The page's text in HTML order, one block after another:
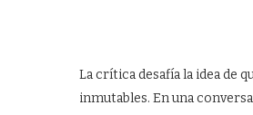
La crítica desafía la idea de
inmutables. En una